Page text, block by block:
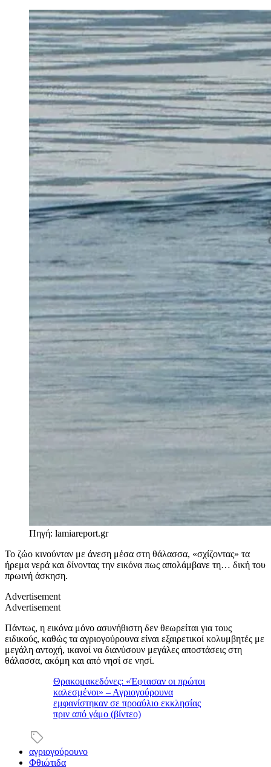
Πηγή: lamiareport.gr
Το ζώο κινούνταν με άνεση μέσα στη θάλασσα, «σχίζοντας» τα
ήρεμα νερά και δίνοντας την εικόνα πως απολάμβανε τη… δική του
πρωινή άσκηση.
Advertisement
Advertisement
Πάντως, η εικόνα μόνο ασυνήθιστη δεν θεωρείται για τους
ειδικούς, καθώς τα αγριογούρουνα είναι εξαιρετικοί κολυμβητές με
μεγάλη αντοχή, ικανοί να διανύσουν μεγάλες αποστάσεις στη
θάλασσα, ακόμη και από νησί σε νησί.
Θρακομακεδόνες: «Έφτασαν οι πρώτοι
καλεσμένοι» – Αγριογούρουνα
εμφανίστηκαν σε προαύλιο εκκλησίας
πριν από γάμο (βίντεο)
αγριογούρουνο
Φθιώτιδα